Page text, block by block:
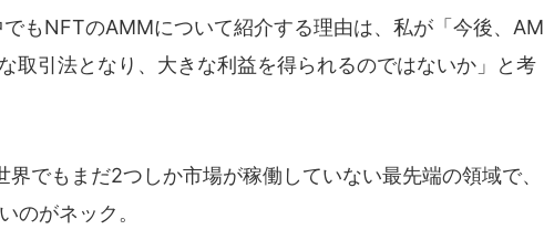
もNFTのAMMについて紹介する理由は、私が「今後、AM
取引法となり、大きな利益を得られるのではないか」と考
でもまだ2つしか市場が稼働していない最先端の領域で、
のがネック。